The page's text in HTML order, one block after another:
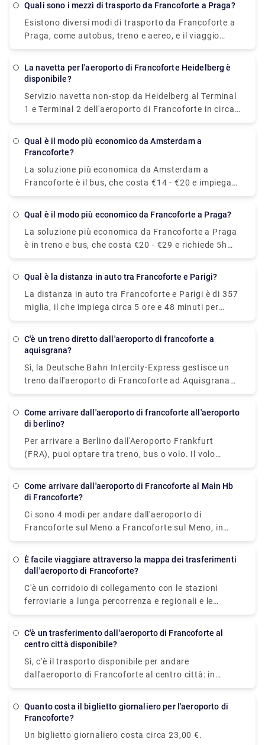
standard di un taxi dall'aeroporto di francoforte a
mannheim è compresa tra € 131 - 292€. Il tempo di
percorrenza stimato è di circa 50 minuti. Puoi anche
prenotare un taxi privato dall'aeroporto di
Francoforte a Mannheim con un ottimo servizio e
ospitalità dal nostro sito web, Rydeu.
Quali sono i mezzi di trasporto da Francoforte a Praga?
Esistono diversi modi di trasporto da Francoforte a
Praga, come autobus, treno e aereo, e il viaggio
dura dalle 4,5 alle 7 ore. L'aereo è solitamente il
modo più economico per andare da Francoforte a
impiega 5h 50min.
La navetta per l'aeroporto di Francoforte Heidelberg è
disponibile?
Servizio navetta non-stop da Heidelberg al Terminal
1 e Terminal 2 dell'aeroporto di Francoforte in circa
60 minuti. Il prezzo del biglietto è compreso tra €
Qual è il modo più economico da Amsterdam a
Francoforte?
La soluzione più economica da Amsterdam a
Francoforte è il bus, che costa €14 - €20 e impiega
6h 5min per coprire 272 miglia.
Qual è il modo più economico da Francoforte a Praga?
La soluzione più economica da Francoforte a Praga
è in treno e bus, che costa €20 - €29 e richiede 5h
50min per coprire la distanza.
Qual è la distanza in auto tra Francoforte e Parigi?
La distanza in auto tra Francoforte e Parigi è di 357
miglia, il che impiega circa 5 ore e 48 minuti per
percorrere la A4.
C'è un treno diretto dall'aeroporto di francoforte a
aquisgrana?
Sì, la Deutsche Bahn Intercity-Express gestisce un
treno dall'aeroporto di Francoforte ad Aquisgrana
ogni 2 ore, al costo di € 45 - € 65 a persona.
Come arrivare dall'aeroporto di francoforte all'aeroporto
di berlino?
Per arrivare a Berlino dall'Aeroporto Frankfurt
(FRA), puoi optare tra treno, bus o volo. Il volo
impiega circa 1 ora e 50 minuti per raggiungere la
puoi prendere il treno, che costa €95 - €140 e
autobus, che costa €18 - €40 e impiega 8h 5min.
Come arrivare dall'aeroporto di Francoforte al Main Hb
di Francoforte?
Ci sono 4 modi per andare dall'aeroporto di
Francoforte sul Meno a Francoforte sul Meno, in
treno, bus, taxi o in macchina. Il modo più
economico è il treno, che costa 1€ e impiega 11
minuti per coprire la distanza.
È facile viaggiare attraverso la mappa dei trasferimenti
dall'aeroporto di Francoforte?
C'è un corridoio di collegamento con le stazioni
ferroviarie a lunga percorrenza e regionali e le
stazioni degli autobus. Le aree da A a C si trovano
2. È possibile raggiungere entrambi i terminal
possono creare confusione da navigare e c'è
un'intera città collegata all'aeroporto. Quindi,
cose senza intoppi.
C'è un trasferimento dall'aeroporto di Francoforte al
centro città disponibile?
Sì, c'è il trasporto disponibile per andare
dall'aeroporto di Francoforte al centro città: in
treno, autobus o taxi. La distanza tra loro è di circa
facilmente disponibili, partendo ogni 10-15 minuti
è di 5€ per gli adulti e di 2,95€ per i bambini. Il
Quanto costa il biglietto giornaliero per l'aeroporto di
Francoforte?
Un biglietto giornaliero costa circa 23,00 €.